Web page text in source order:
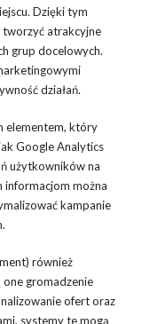
Dzięki tym
tworzyć atrakcyjne
grup docelowych.
działań.
elementem, który
Google Analytics
użytkowników na
informacjom można
kampanie
również
gromadzenie
ofert oraz
systemy te mogą